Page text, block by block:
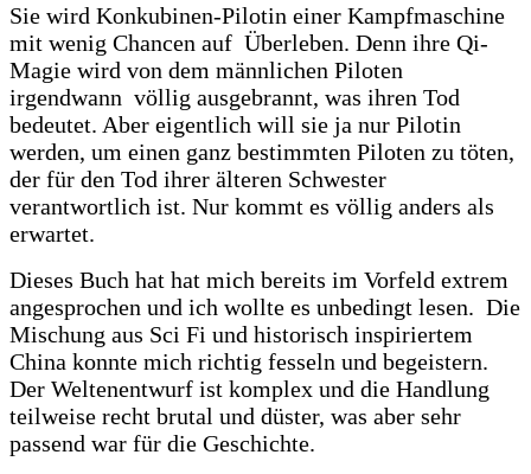
Sie wird Konkubinen-Pilotin einer Kampfmaschine
mit wenig Chancen auf Überleben. Denn ihre Qi-
Magie wird von dem männlichen Piloten
irgendwann völlig ausgebrannt, was ihren Tod
bedeutet. Aber eigentlich will sie ja nur Pilotin
werden, um einen ganz bestimmten Piloten zu töten,
der für den Tod ihrer älteren Schwester
verantwortlich ist. Nur kommt es völlig anders als
erwartet.
Dieses Buch hat hat mich bereits im Vorfeld extrem
angesprochen und ich wollte es unbedingt lesen. Die
Mischung aus Sci Fi und historisch inspiriertem
China konnte mich richtig fesseln und begeistern.
Der Weltenentwurf ist komplex und die Handlung
teilweise recht brutal und düster, was aber sehr
passend war für die Geschichte.